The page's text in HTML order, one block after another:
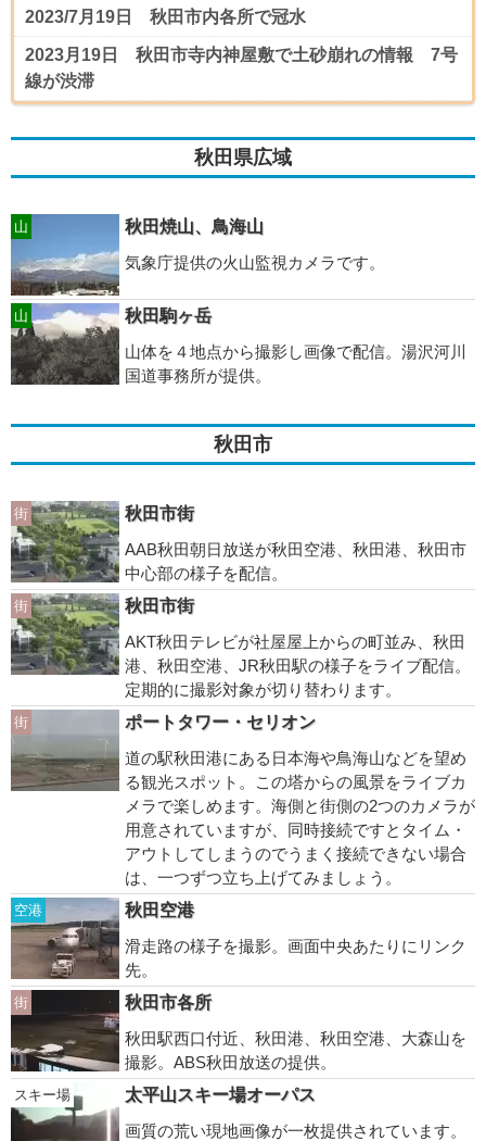
2023/7月19日 秋田市内各所で冠水
2023月19日 秋田市寺内神屋敷で土砂崩れの情報 7号
線が渋滞
秋田県広域
山
秋田焼山、鳥海山
気象庁提供の火山監視カメラです。
山
秋田駒ヶ岳
山体を４地点から撮影し画像で配信。湯沢河川
国道事務所が提供。
秋田市
街
秋田市街
AAB秋田朝日放送が秋田空港、秋田港、秋田市
中心部の様子を配信。
街
秋田市街
AKT秋田テレビが社屋屋上からの町並み、秋田
港、秋田空港、JR秋田駅の様子をライブ配信。
定期的に撮影対象が切り替わります。
街
ポートタワー・セリオン
道の駅秋田港にある日本海や鳥海山などを望め
る観光スポット。この塔からの風景をライブカ
メラで楽しめます。海側と街側の2つのカメラが
用意されていますが、同時接続ですとタイム・
アウトしてしまうのでうまく接続できない場合
は、一つずつ立ち上げてみましょう。
空港
秋田空港
滑走路の様子を撮影。画面中央あたりにリンク
先。
街
秋田市各所
秋田駅西口付近、秋田港、秋田空港、大森山を
撮影。ABS秋田放送の提供。
スキー場
太平山スキー場オーパス
画質の荒い現地画像が一枚提供されています。